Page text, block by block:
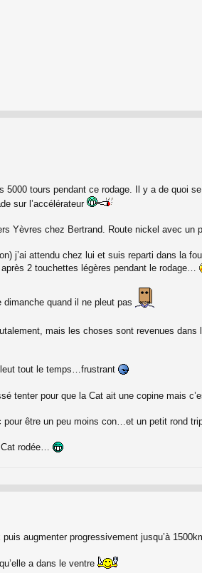
tours pendant ce rodage. Il y a de quoi
sur l’accélérateur
Yèvres chez Bertrand. Route nickel avec
j’ai attendu chez lui et suis reparti dans la
2 touchettes légères pendant le rodage…
quand il ne pleut pas
mais les choses sont revenues
tout le temps…frustrant
tenter pour que la Cat ait une copine mais
être un peu moins con…et un petit rond
rodée…
augmenter progressivement jusqu’à
a dans le ventre